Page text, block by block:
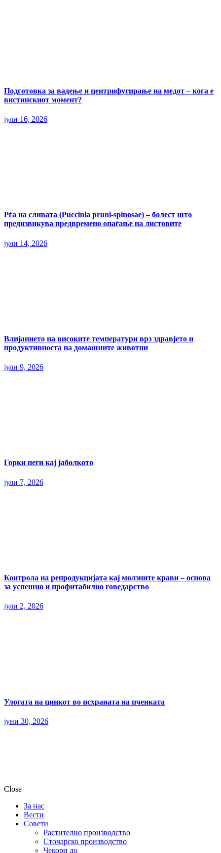
Подготовка за вадење и центрифугирање на медот – кога е
вистинскиот момент?
јули 16, 2026
Рѓа на сливата (Puccinia pruni-spinosae) – болест што
предизвикува предвремено опаѓање на листовите
јули 14, 2026
Влијанието на високите температури врз здравјето и
продуктивноста на домашните животни
јули 9, 2026
Горки пеги кај јаболкото
јули 7, 2026
Контрола на репродукцијата кај молзните крави – основа
за успешно и профитабилно говедарство
јули 2, 2026
Улогата на цинкот во исхраната на пченката
јуни 30, 2026
Close
За нас
Вести
Совети
Растително производство
Сточарско производство
Чекори до